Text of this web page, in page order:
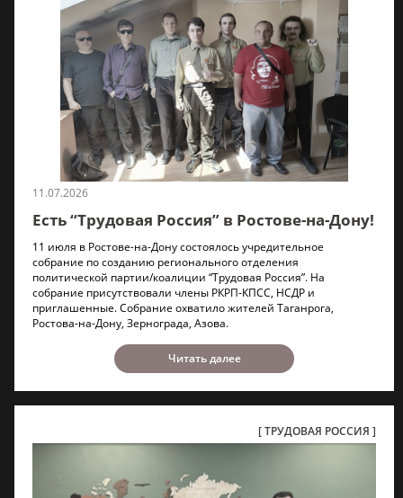
11.07.2026
Есть “Трудовая Россия” в Ростове-на-Дону!
11 июля в Ростове-на-Дону состоялось учредительное
собрание по созданию регионального отделения
политической партии/коалиции “Трудовая Россия”. На
собрание присутствовали члены РКРП-КПСС, НСДР и
приглашенные. Собрание охватило жителей Таганрога,
Ростова-на-Дону, Зернограда, Азова.
Читать далее
ТРУДОВАЯ РОССИЯ